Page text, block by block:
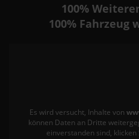
100%
100%Fahrzeug
Es wird versucht, Inhalte von
können Daten an Dritte
einverstanden sind,